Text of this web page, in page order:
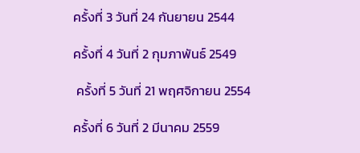
ครั้งที่ 3 วันที่ 24 กันยายน 2544
ครั้งที่ 4 วันที่ 2 กุมภาพันธ์ 2549
ครั้งที่ 5 วันที่ 21 พฤศจิกายน 2554
ครั้งที่ 6 วันที่ 2 มีนาคม 2559